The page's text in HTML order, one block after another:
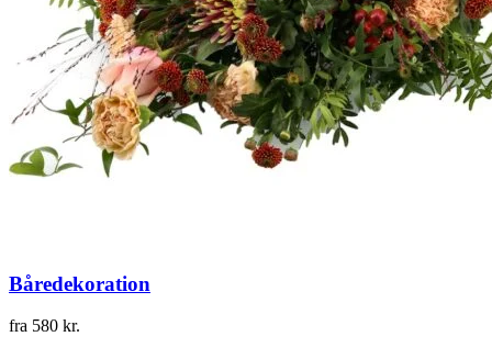
Båredekoration
fra 580 kr.